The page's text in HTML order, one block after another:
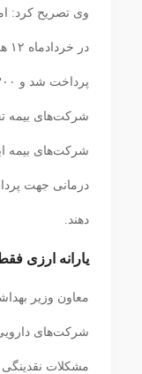
وی تصریح کرد:
شرکت‌های بیمه
درمانی جهت
دهند.
یارانه ارزی
معاون وزیر
شرکت‌های
مشکلات نقدینگی